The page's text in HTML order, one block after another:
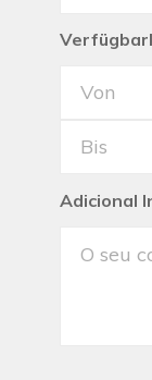
Adicional